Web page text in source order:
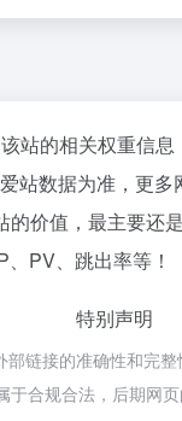
站的相关权重信息
站数据为准，更
价值，最主要还
PV、跳出率等！
特别声明
链接的准确性和完
合规合法，后期网